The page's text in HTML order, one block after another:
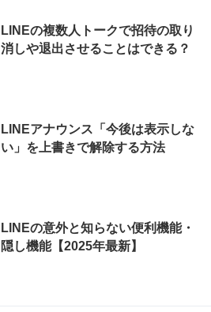
LINEの複数人トークで招待の取り
消しや退出させることはできる？
LINEアナウンス「今後は表示しな
い」を上書きで解除する方法
LINEの意外と知らない便利機能・
隠し機能【2025年最新】